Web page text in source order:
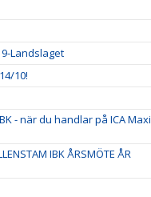
Landslaget
10!
- när du handlar på ICA Maxi
IBK ÅRSMÖTE ÅR